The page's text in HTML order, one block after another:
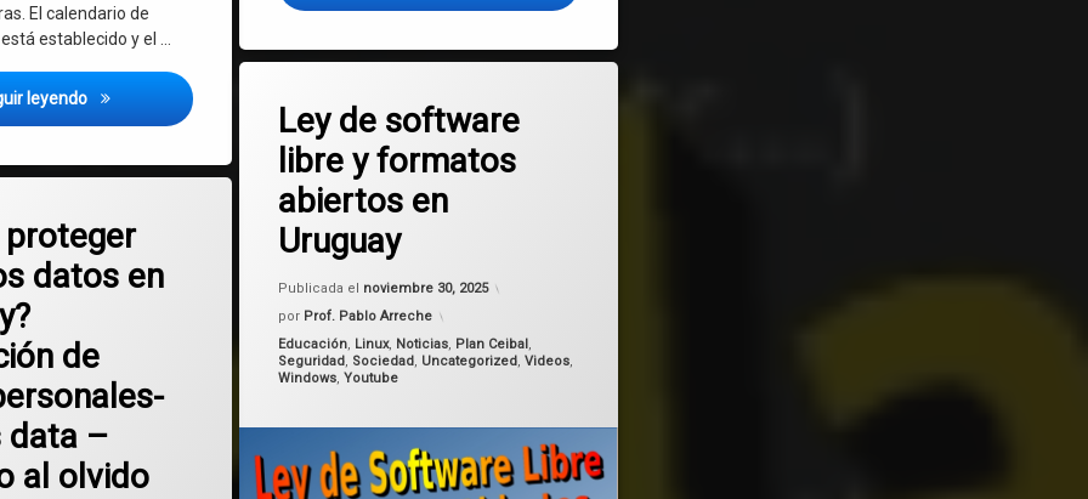
El calendario de
establecido y el …
leyendo Mageia 10 alpha 1 ha sido lanzada – Novedades de esta gran distro Linux comunitaria
Ley de software
libre y formatos
abiertos en
Uruguay
Publicada el noviembre 30, 2025
por Prof. Pablo Arreche
Categorías:
Educación, Linux, Noticias, Plan Ceibal,
Seguridad, Sociedad, Uncategorized,Videos,
Windows,Youtube
proteger
datos en
de
data –
al olvido
en ¿Cómo proteger nuestros datos en Uruguay? Protección de datos personales- habeas data – derecho al olvido